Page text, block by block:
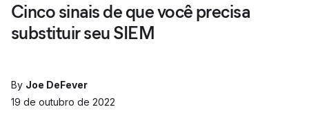
Cinco sinais de que você precisa
substituir seu SIEM
By Joe DeFever
19 de outubro de 2022